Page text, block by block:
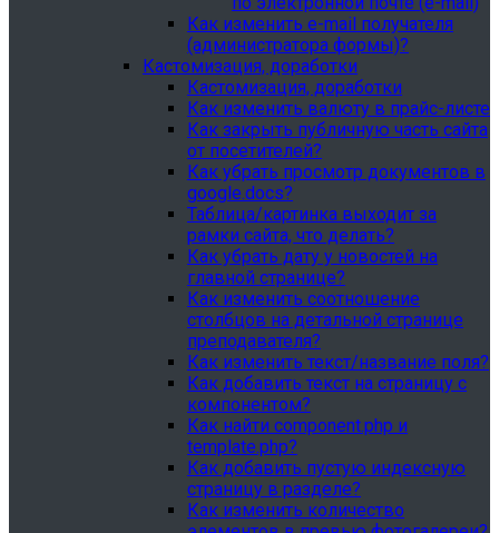
Как изменить e-mail получателя
(администратора формы)?
Кастомизация, доработки
Кастомизация, доработки
Как изменить валюту в прайс-листе
Как закрыть публичную часть сайта
от посетителей?
Как убрать просмотр документов в
google.docs?
Таблица/картинка выходит за
рамки сайта, что делать?
Как убрать дату у новостей на
главной странице?
Как изменить соотношение
столбцов на детальной странице
преподавателя?
Как изменить текст/название поля?
Как добавить текст на страницу с
компонентом?
Как найти component.php и
template.php?
Как добавить пустую индексную
страницу в разделе?
Как изменить количество